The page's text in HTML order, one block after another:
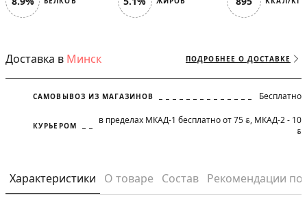
Доставка в Минск ПОДРОБНЕЕ О ДОСТАВКЕ
САМОВЫВОЗ ИЗ МАГАЗИНОВ Бесплатно
КУРЬЕРОМ в пределах МКАД-1 бесплатно от 75 BYN, МКАД-2 - 10
BYN
Характеристики О товаре Состав Рекомендации